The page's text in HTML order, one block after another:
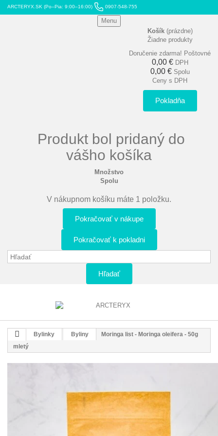
ARCTERYX.SK (Po–Pia: 9:00–16:00) 0907-548-755
Menu
Košík (prázdne)
Žiadne produkty
Doručenie zdarma! Poštovné
0,00 € DPH
0,00 € Spolu
Ceny s DPH
Pokladňa
Produkt bol pridaný do
vášho košíka
Množstvo
Spolu
V nákupnom košíku máte 1 položku.
Pokračovať v nákupe
Pokračovať k pokladni
Hľadať
Bylinky Byliny
Moringa list - Moringa oleifera - 50g
mletý